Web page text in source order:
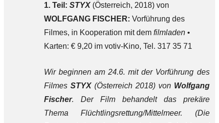
1. Teil: STYX(Österreich, 2018) von
WOLFGANG FISCHER: Vorführung des
Filmes, in Kooperation mit dem filmladen•
Karten: € 9,20 im votiv-Kino, Tel. 317 35 71
Wir beginnen am 24.6. mit der Vorführung des
Filmes STYX(Österreich 2018) von Wolfgang
Fischer. Der Film behandelt das prekäre
Thema Flüchtlingsrettung/Mittelmeer. (Die